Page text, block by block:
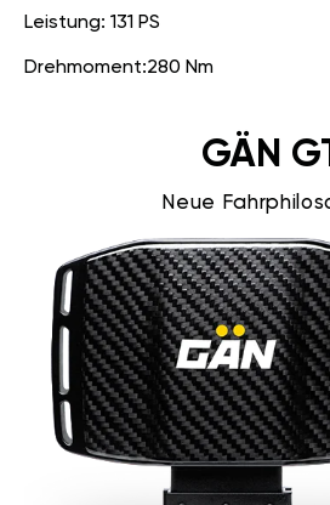
Leistung: 131 PS
Drehmoment:280 Nm
GÄN
Neue